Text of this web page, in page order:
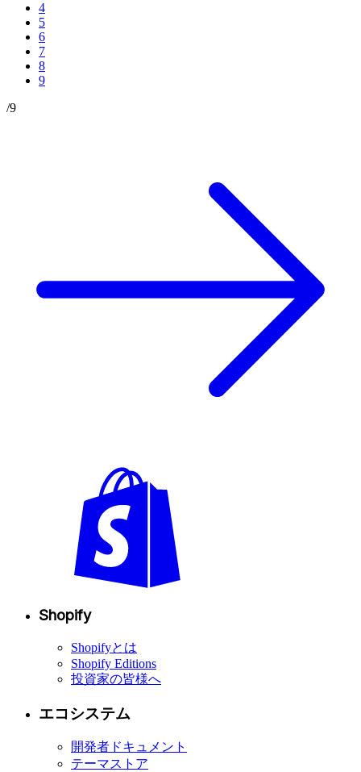
4
5
6
7
8
9
/9
Shopify
Shopifyとは
Shopify Editions
投資家の皆様へ
エコシステム
開発者ドキュメント
テーマストア